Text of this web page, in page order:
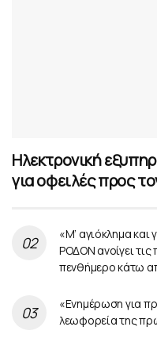
Ηλεκτρονική
για οφειλές προς
«Μ’ αγιόκλημα και
ΡΟΔΟΝ ανοίγει τις
πενθήμερο κάτω
«Ενημέρωση για
λεωφορεία της